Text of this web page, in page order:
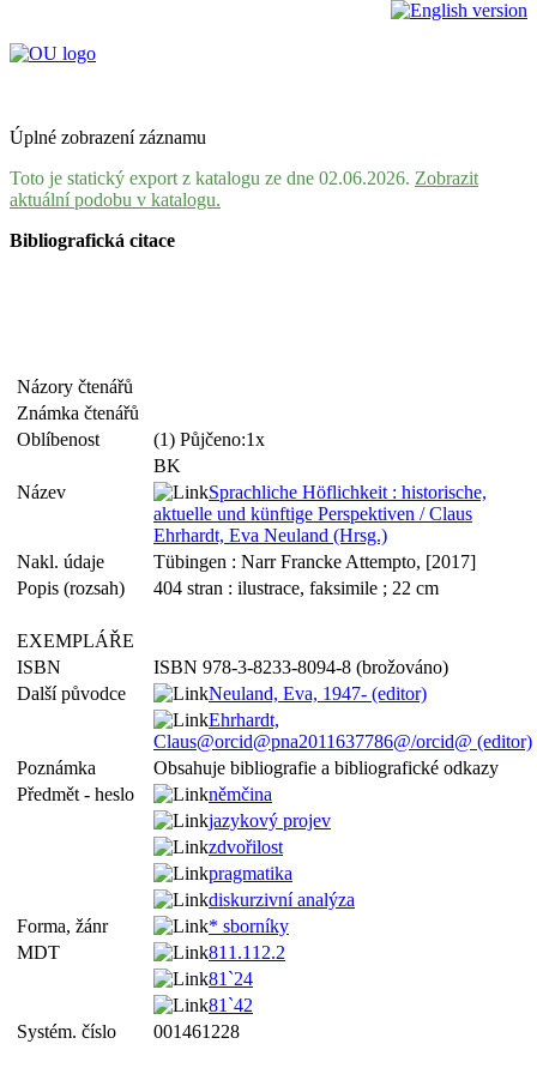
Úplné zobrazení záznamu
Toto je statický export z katalogu ze dne 02.06.2026. Zobrazit
aktuální podobu v katalogu.
Bibliografická citace
Názory čtenářů
Známka čtenářů
Oblíbenost
(1) Půjčeno:1x
BK
Název
Sprachliche Höflichkeit : historische,
aktuelle und künftige Perspektiven / Claus
Ehrhardt, Eva Neuland (Hrsg.)
Nakl. údaje
Tübingen : Narr Francke Attempto, [2017]
Popis (rozsah)
404 stran : ilustrace, faksimile ; 22 cm
EXEMPLÁŘE
ISBN
ISBN 978-3-8233-8094-8 (brožováno)
Další původce
Neuland, Eva, 1947- (editor)
Ehrhardt,
Claus@orcid@pna2011637786@/orcid@ (editor)
Poznámka
Obsahuje bibliografie a bibliografické odkazy
Předmět - heslo
němčina
jazykový projev
zdvořilost
pragmatika
diskurzivní analýza
Forma, žánr
* sborníky
MDT
811.112.2
81`24
81`42
Systém. číslo
001461228